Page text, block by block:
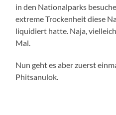
in den Nationalparks
extreme Trockenheit diese
liquidiert hatte. Naja,
Mal.
Nun geht es aber zuerst
Phitsanulok.